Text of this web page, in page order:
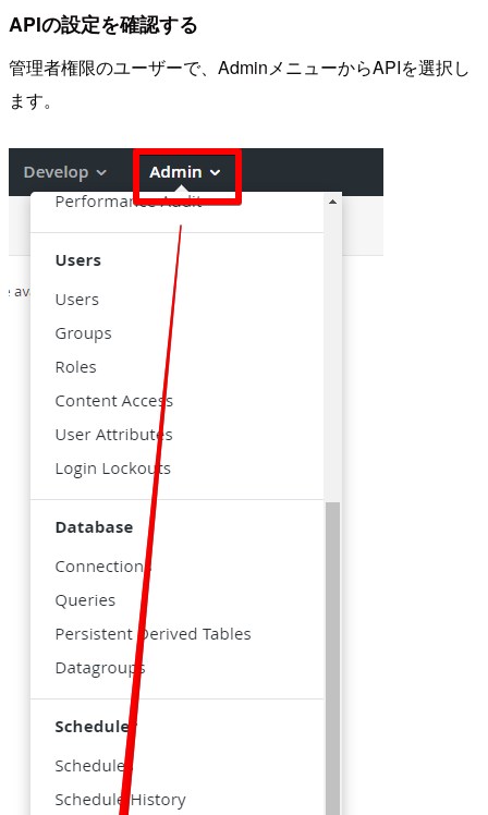
APIの設定を確認する
管理者権限のユーザーで、AdminメニューからAPIを選択し
ます。